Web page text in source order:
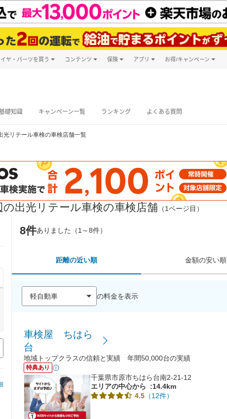
ヤ・パーツを買う コンテンツ 保険 アプリ お得/キャンペーン
礎知識 キャンペーン一覧 ランキング よくある質問
光リテール車検の車検店舗一覧
出光リテール車検の車検店舗 （1ページ目）
8件ありました（1～8件）
距離の近い順 金額の安い順
の料金を表示
車検屋 ちはら
台
地域トップクラスの信頼と実績 年間50,000台の実績
特典あり
千葉県市原市ちはら台南2-21-12
エリアの中心から
:14.4km
4.5 （12件）